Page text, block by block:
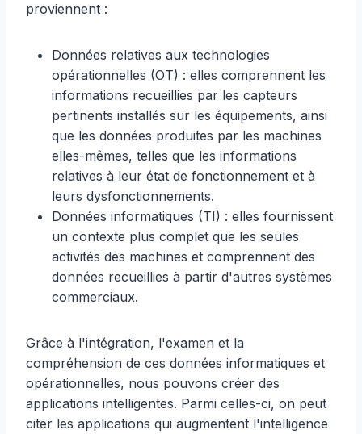
proviennent :
Données relatives aux technologies
opérationnelles (OT) : elles comprennent les
informations recueillies par les capteurs
pertinents installés sur les équipements, ainsi
que les données produites par les machines
elles-mêmes, telles que les informations
relatives à leur état de fonctionnement et à
leurs dysfonctionnements.
Données informatiques (TI) : elles fournissent
un contexte plus complet que les seules
activités des machines et comprennent des
données recueillies à partir d'autres systèmes
commerciaux.
Grâce à l'intégration, l'examen et la
compréhension de ces données informatiques et
opérationnelles, nous pouvons créer des
applications intelligentes. Parmi celles-ci, on peut
citer les applications qui augmentent l'intelligence